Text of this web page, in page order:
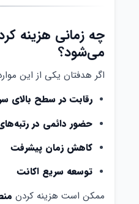
چه زمانی هزینه
می‌شود؟
اگر هدفتان یکی از این
رقابت در سطح بالای
حضور دائمی در
کاهش زمان پیشرفت
توسعه سریع اکانت
ممکن است هزینه کردن